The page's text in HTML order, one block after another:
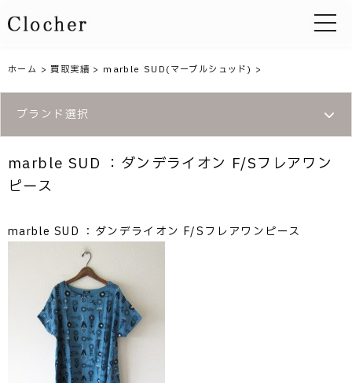
toggle
ホーム >買取実績 > marble SUD(マーブルシュッド) >
ブランド選択
marble SUD ：ダンデライオン F/Sフレアワン
ピース
marble SUD ：ダンデライオン F/Sフレアワンピース